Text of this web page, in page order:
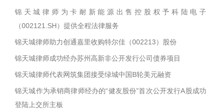
锦天城律师为卡耐新能源出售控股权予科陆电子
（002121.SH）提供全程法律服务
锦天城律师助力创通嘉里收购特尔佳（002213）股份
锦天城律师成功经办苏州高新非公开发行公司债券项目
锦天城律师代表网筑集团接受绿城中国B轮美元融资
锦天城作为承销商律师经办的“健友股份”首次公开发行A股成功
登陆上交所主板